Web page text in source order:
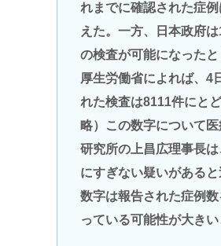
れまでに確認された症
えた。一方、日本政府
の検査が可能になったと
厚生労働省によれば、4
れた検査は8111件にと
略）この数字について
研究所の上昌広理事長
にすぎない疑いがある
数字は報告された症例数
っている可能性が大きい